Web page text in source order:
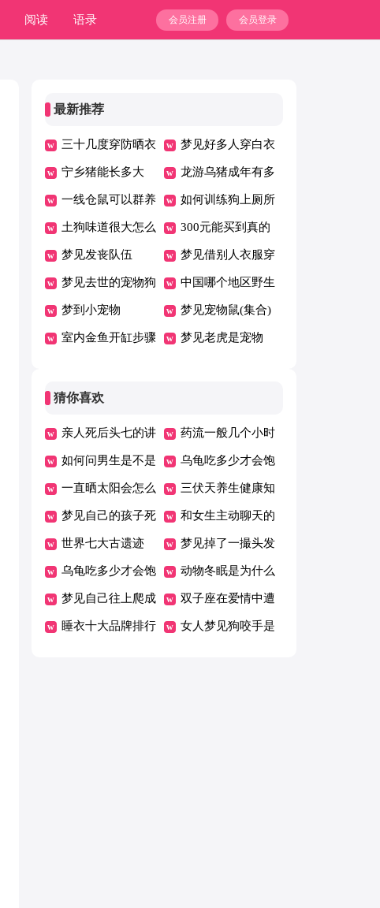
阅读 语录 会员登录
会员注册
最新推荐
三十几度穿防晒衣
热吗
梦见好多人穿白衣
服办丧事
宁乡猪能长多大 龙游乌猪成年有多
大
一线仓鼠可以群养
吗
如何训练狗上厕所
土狗味道很大怎么
解决
300元能买到真的
缅甸翡翠吗
梦见发丧队伍 梦见借别人衣服穿
梦见去世的宠物狗 中国哪个地区野生
鹦鹉比较多
梦到小宠物 梦见宠物鼠(集合)
室内金鱼开缸步骤 梦见老虎是宠物
猜你喜欢
亲人死后头七的讲
究
药流一般几个小时
可以掉下来
如何问男生是不是
喜欢自己
乌龟吃多少才会饱
一直晒太阳会怎么
样
三伏天养生健康知
识
梦见自己的孩子死
了是什么意思
和女生主动聊天的
方法技巧
世界七大古遗迹 梦见掉了一撮头发
是什么意思
乌龟吃多少才会饱 动物冬眠是为什么
梦见自己往上爬成
功了什么征兆
双子座在爱情中遭
遇什么会极度失望
睡衣十大品牌排行 女人梦见狗咬手是